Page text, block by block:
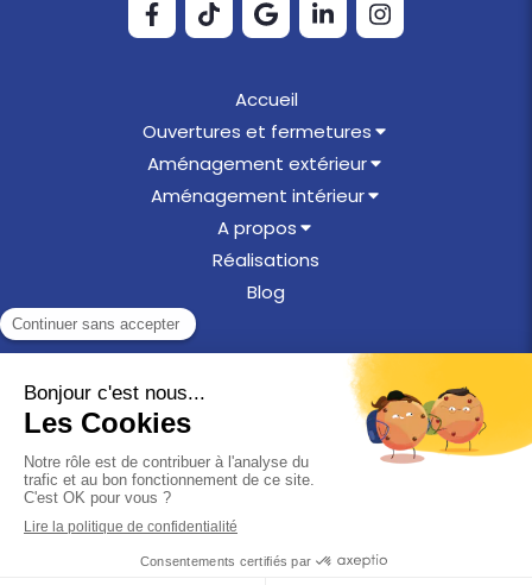
Accueil
Ouvertures et fermetures
Aménagement extérieur
Aménagement intérieur
A propos
Réalisations
Blog
©2025 Menuiserie en Othe
Plan du site
Mentions légales
Création et référencement du site par Simplébo